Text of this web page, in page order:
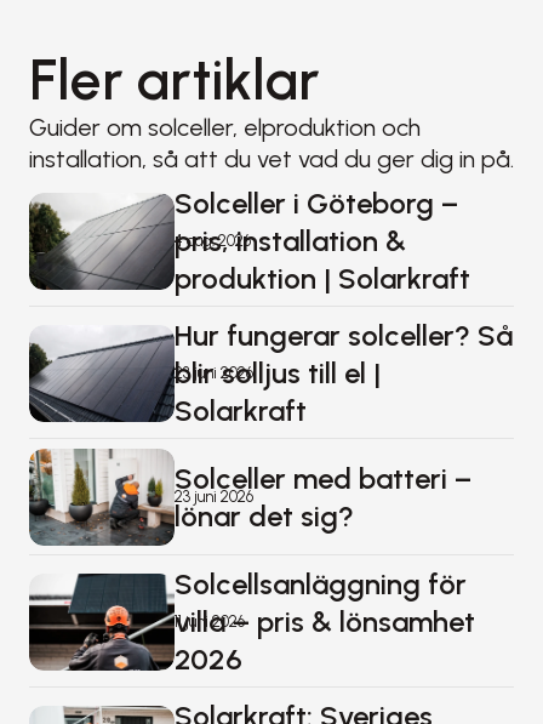
Fler artiklar
Guider om solceller, elproduktion och
installation, så att du vet vad du ger dig in på.
4 aug. 2026
Solceller i Göteborg –
pris, installation &
produktion | Solarkraft
23 juni 2026
Hur fungerar solceller? Så
blir solljus till el |
Solarkraft
23 juni 2026
Solceller med batteri –
lönar det sig?
11 juni 2026
Solcellsanläggning för
villa – pris & lönsamhet
2026
Solarkraft: Sveriges